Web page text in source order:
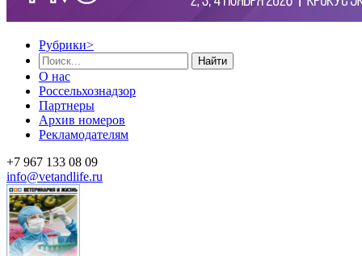
Рубрики>
Найти
О нас
Россельхознадзор
Партнеры
Архив номеров
Рекламодателям
+7 967 133 08 09
info@vetandlife.ru